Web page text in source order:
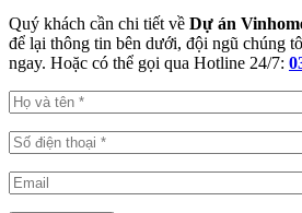
Quý khách cần chi tiết về Dự án
để lại thông tin bên dưới, đội ngũ chúng
ngay. Hoặc có thể gọi qua Hotline 24/7: